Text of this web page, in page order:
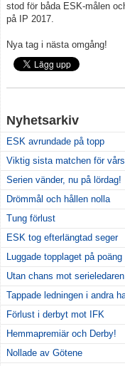
stod för båda ESK-målen
på IP 2017.
Nya tag i nästa omgång!
Nyhetsarkiv
ESK avrundade på topp
Viktig sista matchen för
Serien vänder, nu på lördag!
Drömmål och hållen nolla
Tung förlust
ESK tog efterlängtad seger
Luggade topplaget på poäng
Utan chans mot serieledaren
Tappade ledningen i andra
Förlust i derbyt mot IFK
Hemmapremiär och Derby!
Nollade av Götene